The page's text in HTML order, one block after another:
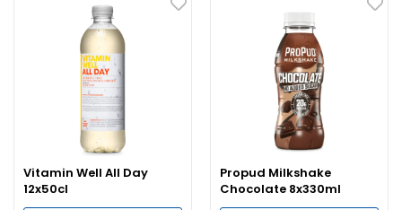
Vitamin Well All Day
12x50cl
Propud Milkshake
Chocolate 8x330ml